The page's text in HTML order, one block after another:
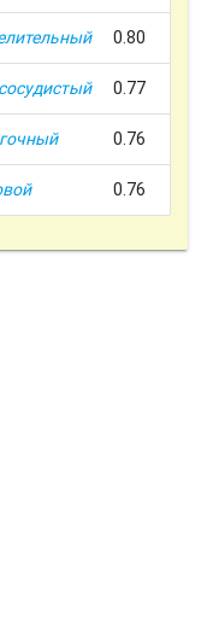
0.80
0.77
0.76
0.76